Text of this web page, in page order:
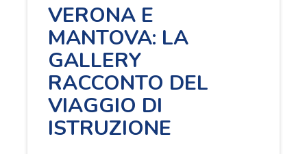
VERONA E
MANTOVA: LA
GALLERY
RACCONTO DEL
VIAGGIO DI
ISTRUZIONE